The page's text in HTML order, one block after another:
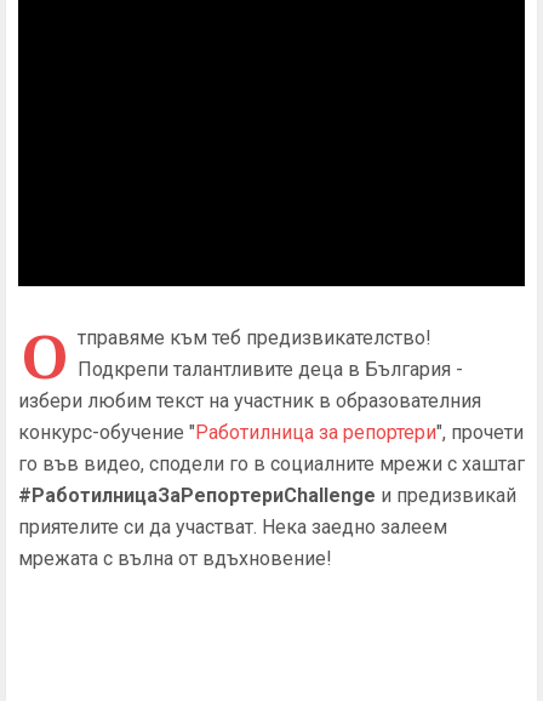
О тправяме към теб предизвикателство!
Подкрепи талантливите деца в България -
избери любим текст на участник в образователния
конкурс-обучение "Работилница за репортери", прочети
го във видео, сподели го в социалните мрежи с хаштаг
#РаботилницаЗаРепортериChallenge и предизвикай
приятелите си да участват. Нека заедно залеем
мрежата с вълна от вдъхновение!